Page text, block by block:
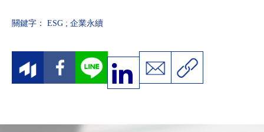
關鍵字： ESG ; 企業永續